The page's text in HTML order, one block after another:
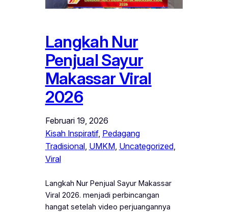
Langkah Nur
Penjual Sayur
Makassar Viral
2026
Februari 19, 2026
Kisah Inspiratif, Pedagang
Tradisional, UMKM, Uncategorized
Viral
Langkah Nur Penjual Sayur Makassar
Viral 2026. menjadi perbincangan
hangat setelah video perjuangannya